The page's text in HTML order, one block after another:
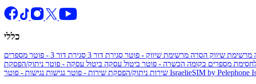
כללי
מרשימת שיווק הסרה מרשימת שיווק - פוטר סגירת דור 3 סגירת דור 3 - פוטר
מספרים
מספרים בקומה הכשרה - פוטר ביטול עסקה ביטול עסקה - פוטר ניתוק/הפסקת
שירות ניתוק/הפסקת שירות - פוטר נגישות IsraelieSIM by Pelephone